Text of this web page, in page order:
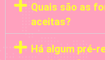
Quais são as
aceitas?
Há algum pré-